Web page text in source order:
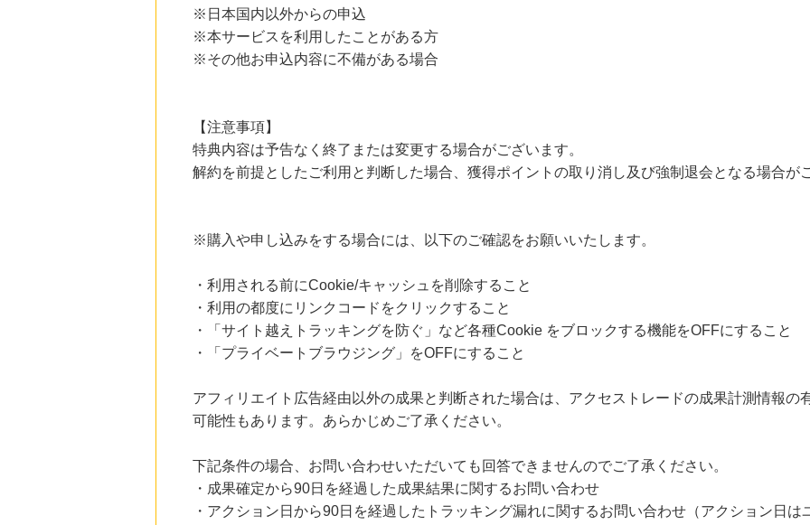
※日本国内以外からの申込
※本サービスを利用したことがある方
※その他お申込内容に不備がある場合
【注意事項】
特典内容は予告なく終了または変更する場合がございます。
解約を前提としたご利用と判断した場合、獲得ポイントの取り消し及び強制退会となる場合が
※購入や申し込みをする場合には、以下のご確認をお願いいたします。
・利用される前にCookie/キャッシュを削除すること
・利用の都度にリンクコードをクリックすること
・「サイト越えトラッキングを防ぐ」など各種Cookie をブロックする機能をOFFにすること
・「プライベートブラウジング」をOFFにすること
アフィリエイト広告経由以外の成果と判断された場合は、アクセストレードの成果計測情報の
可能性もあります。あらかじめご了承ください。
下記条件の場合、お問い合わせいただいても回答できませんのでご了承ください。
・成果確定から90日を経過した成果結果に関するお問い合わせ
・アクション日から90日を経過したトラッキング漏れに関するお問い合わせ（アクション日は